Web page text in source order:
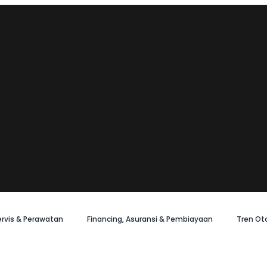
& Perawatan Financing, Asuransi & Pembiayaan Tren